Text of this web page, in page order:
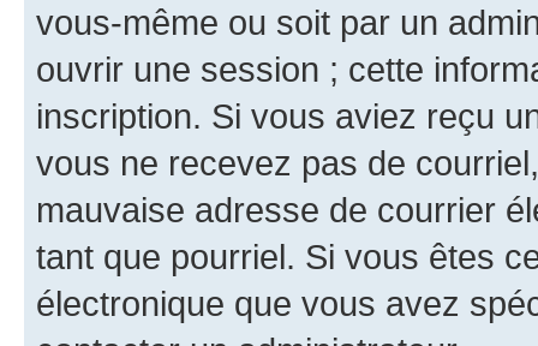
vous-même ou soit par un
ouvrir une session ; cette
inscription. Si vous aviez reçu
vous ne recevez pas de
mauvaise adresse de courrier
tant que pourriel. Si vous êtes
électronique que vous avez